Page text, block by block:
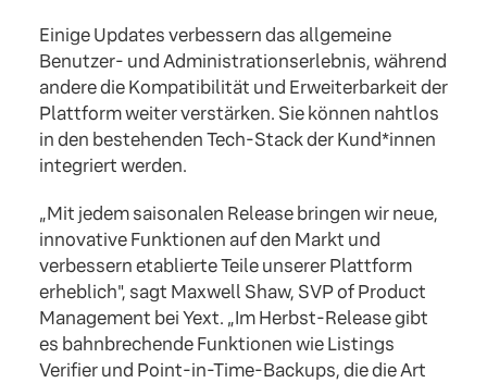
Einige Updates verbessern das allgemeine
Benutzer- und Administrationserlebnis, während
andere die Kompatibilität und Erweiterbarkeit der
Plattform weiter verstärken. Sie können nahtlos
in den bestehenden Tech-Stack der Kund*innen
integriert werden.
„Mit jedem saisonalen Release bringen wir neue,
innovative Funktionen auf den Markt und
verbessern etablierte Teile unserer Plattform
erheblich", sagt Maxwell Shaw, SVP of Product
Management bei Yext. „Im Herbst-Release gibt
es bahnbrechende Funktionen wie Listings
Verifier und Point-in-Time-Backups, die die Art